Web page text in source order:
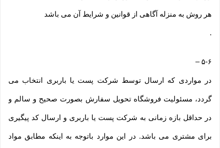
هر روش به منزله آگاهی از قوانین و شرایط آن می باشد
.
۵-۶–
در مواردی که ارسال توسط شرکت پست یا باربری انتخاب می
گردد، مسئولیت فروشگاه تحویل سفارش بصورت صحیح و سالم و
در حداقل بازه زمانی به شرکت پست یا باربری و ارسال کد پیگیری
برای مشتری می باشد. در این موارد باتوجه به اینکه مطابق مواد